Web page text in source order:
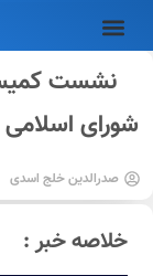
نشست
شورای اسلامی
صدرالدین خلج اسدی
خلاصه خبر :